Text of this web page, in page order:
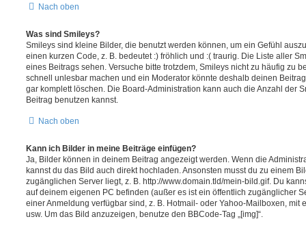
Nach oben
Was sind Smileys?
Smileys sind kleine Bilder, die benutzt werden können, um ein Gefühl
einen kurzen Code, z. B. bedeutet :) fröhlich und :( traurig. Die Liste aller
eines Beitrags sehen. Versuche bitte trotzdem, Smileys nicht zu häufig zu
schnell unlesbar machen und ein Moderator könnte deshalb deinen
gar komplett löschen. Die Board-Administration kann auch die Anzahl der
Beitrag benutzen kannst.
Nach oben
Kann ich Bilder in meine Beiträge einfügen?
Ja, Bilder können in deinem Beitrag angezeigt werden. Wenn die
kannst du das Bild auch direkt hochladen. Ansonsten musst du zu einem
zugänglichen Server liegt, z. B. http://www.domain.tld/mein-bild.gif. Du
auf deinem eigenen PC befinden (außer es ist ein öffentlich zugänglicher
einer Anmeldung verfügbar sind, z. B. Hotmail- oder Yahoo-Mailboxen, mit
usw. Um das Bild anzuzeigen, benutze den BBCode-Tag „[img]“.